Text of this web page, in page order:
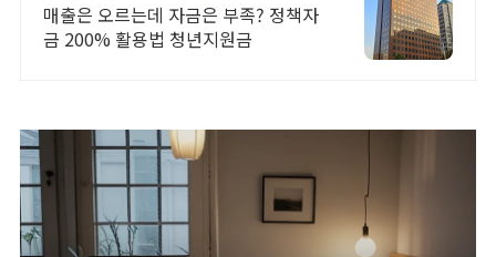
매출은 오르는데 자금은 부족? 정책자
금 200% 활용법 청년지원금